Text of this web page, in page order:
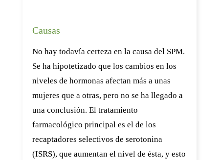
Causas
No hay todavía certeza en la causa del SPM.
Se ha hipotetizado que los cambios en los
niveles de hormonas afectan más a unas
mujeres que a otras, pero no se ha llegado a
una conclusión. El tratamiento
farmacológico principal es el de los
recaptadores selectivos de serotonina
(ISRS), que aumentan el nivel de ésta, y esto